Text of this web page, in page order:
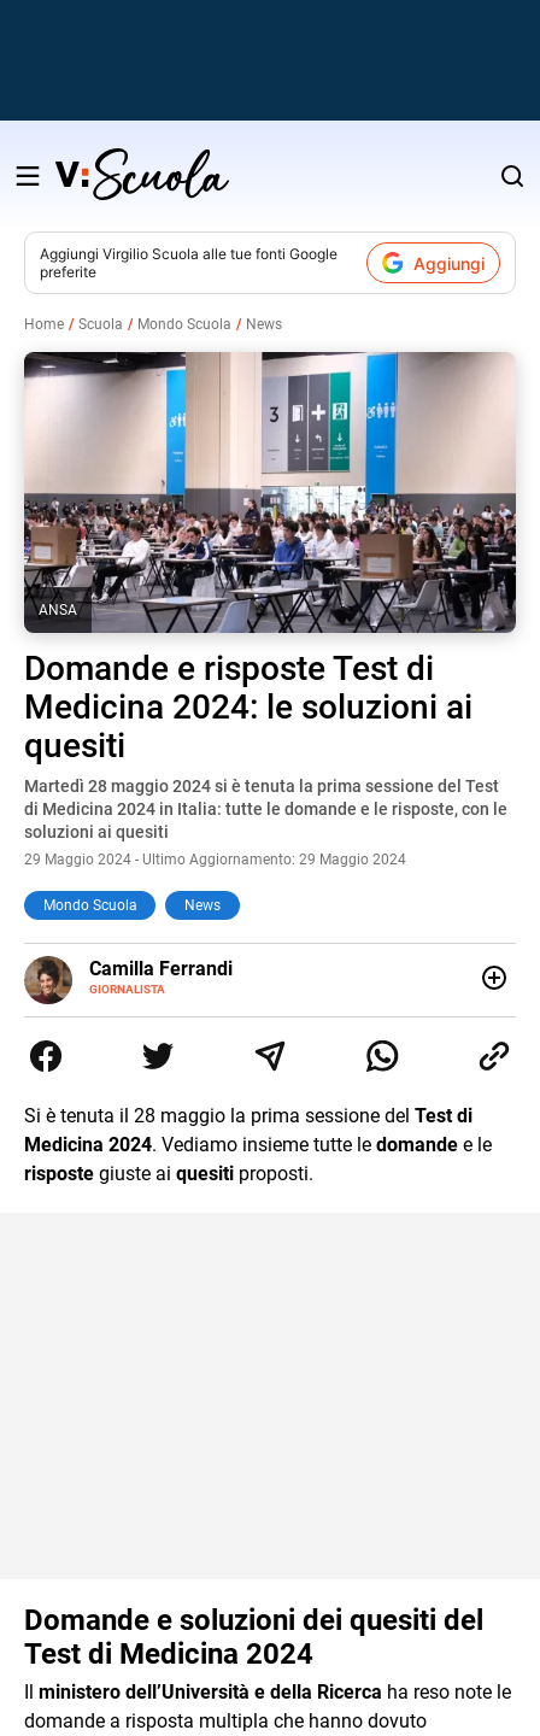
Salta
contenuto
Aggiungi Virgilio Scuola alle tue fonti Google
preferite
Aggiungi
Home Scuola Mondo Scuola News
ANSA
Domande e risposte Test di
Medicina 2024: le soluzioni ai
quesiti
Martedì 28 maggio 2024 si è tenuta la prima sessione del Test
di Medicina 2024 in Italia: tutte le domande e le risposte, con le
soluzioni ai quesiti
29 Maggio 2024 - Ultimo Aggiornamento: 29 Maggio 2024
Mondo Scuola News
Camilla Ferrandi
GIORNALISTA
E-
MAIL
LINKEDIN
di trasformare la passione per la scrittura in un lavoro, e
da lì non mi sono più fermata. L’attualità è il mio pane
mente.
Si è tenuta il 28 maggio la prima sessione del Test di
Medicina 2024. Vediamo insieme tutte le domande e le
risposte giuste ai quesiti proposti.
Domande e soluzioni dei quesiti del
Test di Medicina 2024
Il ministero dell’Università e della Ricerca ha reso note le
domande a risposta multipla che hanno dovuto